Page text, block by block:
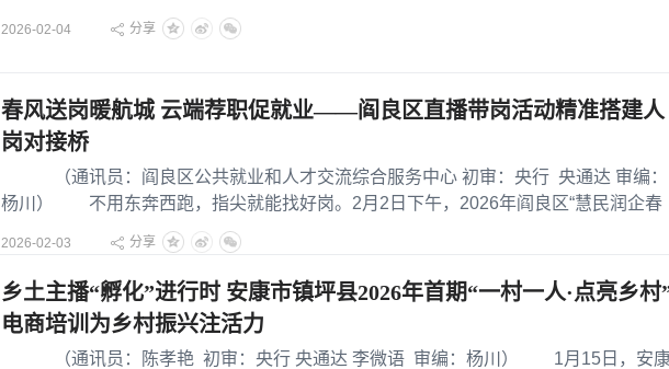
类网络违法违规行为，
2026-02-04 分享
春风送岗暖航城 云端荐职促就业——阎良区直播带岗活动精准搭建人
岗对接桥
（通讯员：阎良区公共就业和人才交流综合服务中心 初审：央行 央通达 审编：
杨川） 不用东奔西跑，指尖就能找好岗。2月2日下午，2026年阎良区“慧民润企春
2026-02-03 分享
乡土主播“孵化”进行时 安康市镇坪县2026年首期“一村一人·点亮乡村
电商培训为乡村振兴注活力
（通讯员：陈孝艳 初审：央行 央通达 李微语 审编：杨川） 1月15日，安